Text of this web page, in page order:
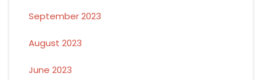
September 2023
August 2023
June 2023